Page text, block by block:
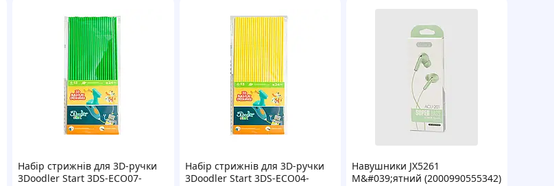
Набір стрижнів для 3D-ручки
3Doodler Start 3DS-ECO07-
Набір стрижнів для 3D-ручки
3Doodler Start 3DS-ECO04-
Навушники JX5261
М&#039;ятний (2000990555342)